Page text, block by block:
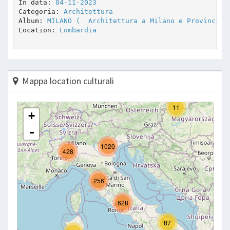
In data: 04-11-2023
Categoria: Architettura
Album: MILANO (  Architettura a Milano e Provincia
Location: Lombardia
Mappa location culturali